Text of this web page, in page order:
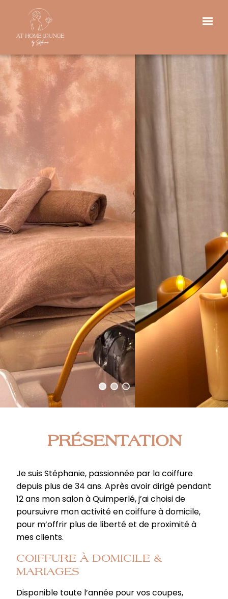
PRÉSENTATION
Je suis Stéphanie, passionnée par la coiffure
depuis plus de 34 ans. Après avoir dirigé pendant
12 ans mon salon à Quimperlé, j’ai choisi de
poursuivre mon activité en coiffure à domicile,
pour m’offrir plus de liberté et de proximité à
mes clients.
COIFFURE À DOMICILE &
MARIAGES
Disponible toute l’année pour vos coupes,